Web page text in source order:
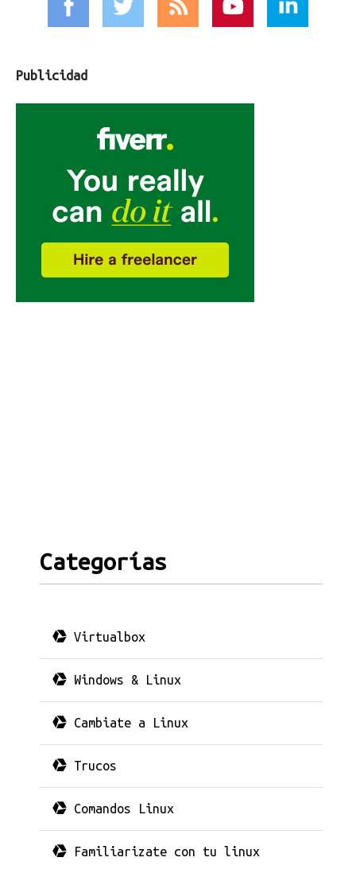
Publicidad
Categorías
Virtualbox
Windows & Linux
Cambiate a Linux
Trucos
Comandos Linux
Familiarizate con tu linux